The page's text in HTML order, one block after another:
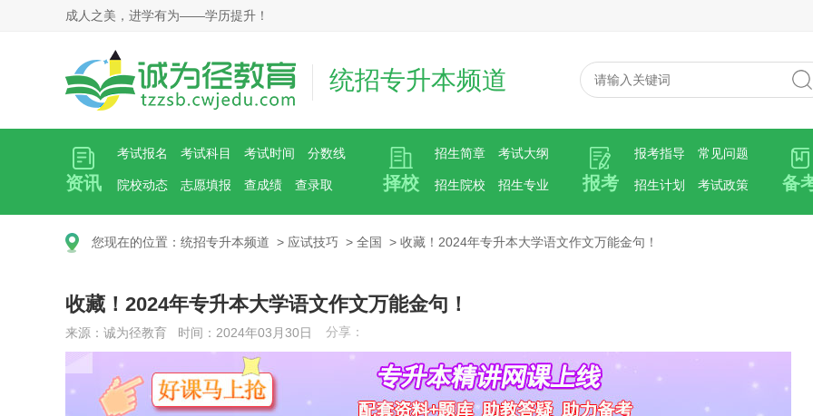
成人之美，进学有为——学历提升！
统招专升本频道
资讯
考试报名 考试科目 考试时间 分数线
院校动态 志愿填报 查成绩 查录取 择校
招生简章 考试大纲
招生院校 招生专业 报考
报考指导 常见问题
招生计划 考试政策 备
您现在的位置： 统招专升本频道 > 应试技巧 > 全国 > 收藏！2024年专升本大学语文作文万能金句！
收藏！2024年专升本大学语文作文万能金句！
来源：诚为径教育 时间：2024年03月30日 分享：